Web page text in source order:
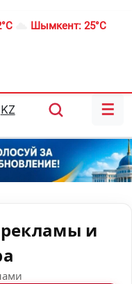
Шымкент: 25°C
KZ ☰
и